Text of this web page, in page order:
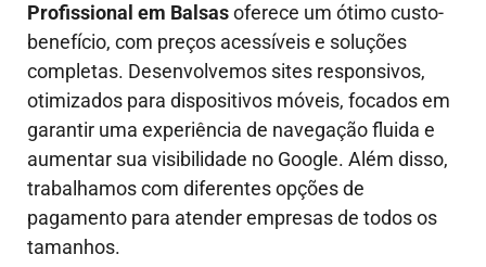
Profissional em Balsasoferece um ótimo custo-
benefício, com preços acessíveis e soluções
completas. Desenvolvemos sites responsivos,
otimizados para dispositivos móveis, focados em
garantir uma experiência de navegação fluida e
aumentar sua visibilidade no Google. Além disso,
trabalhamos com diferentes opções de
pagamento para atender empresas de todos os
tamanhos.